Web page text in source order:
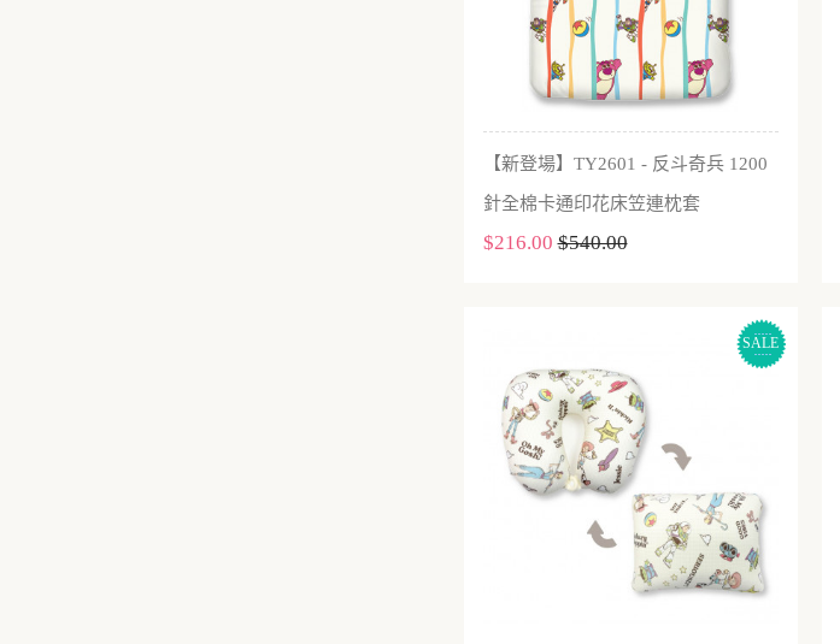
【新登場】TY2601 - 反斗奇兵 1200
針全棉卡通印花床笠連枕套
$216.00 $540.00
加入購物車
SALE